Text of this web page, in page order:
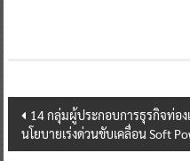
Post
navigation
14 กลุ่มผู้ประกอบการธุรกิจท่อ
นโยบายเร่งด่วนขับเคลื่อน Soft